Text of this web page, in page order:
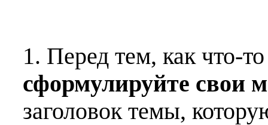
1. Перед тем, как что-
сформулируйте свои
заголовок темы,